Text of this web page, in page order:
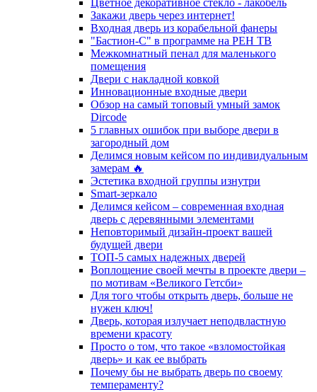
Цветное декоративное стекло - лакобель
Закажи дверь через интернет!
Входная дверь из корабельной фанеры
"Бастион-С" в программе на РЕН ТВ
Межкомнатный пенал для маленького
помещения
Двери с накладной ковкой
Инновационные входные двери
Обзор на самый топовый умный замок
Dircode
5 главных ошибок при выборе двери в
загородный дом
Делимся новым кейсом по индивидуальным
замерам 🔥
Эстетика входной группы изнутри
Smart-зеркало
Делимся кейсом – современная входная
дверь с деревянными элементами
Неповторимый дизайн-проект вашей
будущей двери
ТОП-5 самых надежных дверей
Воплощение своей мечты в проекте двери –
по мотивам «Великого Гетсби»
Для того чтобы открыть дверь, больше не
нужен ключ!
Дверь, которая излучает неподвластную
времени красоту
Просто о том, что такое «взломостойкая
дверь» и как ее выбрать
Почему бы не выбрать дверь по своему
темпераменту?